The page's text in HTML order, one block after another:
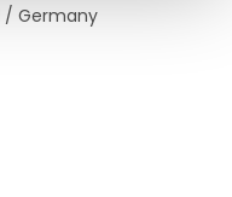
/ Germany